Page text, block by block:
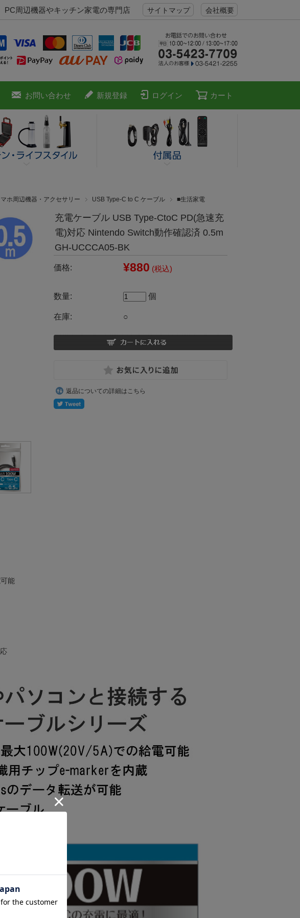
PC周辺機器やキッチン家電の専門店 サイトマップ 会社概要
お問い合わせ 新規登録 ログイン カート
ホ周辺機器・アクセサリー USB Type-C to C ケーブル
■生活家電
充電ケーブル USB Type-CtoC PD(急速充
電)対応 Nintendo Switch動作確認済 0.5m
GH-UCCCA05-BK
価格: ¥880 (税込)
数量: 個
在庫: ○
返品についての詳細はこちら
能